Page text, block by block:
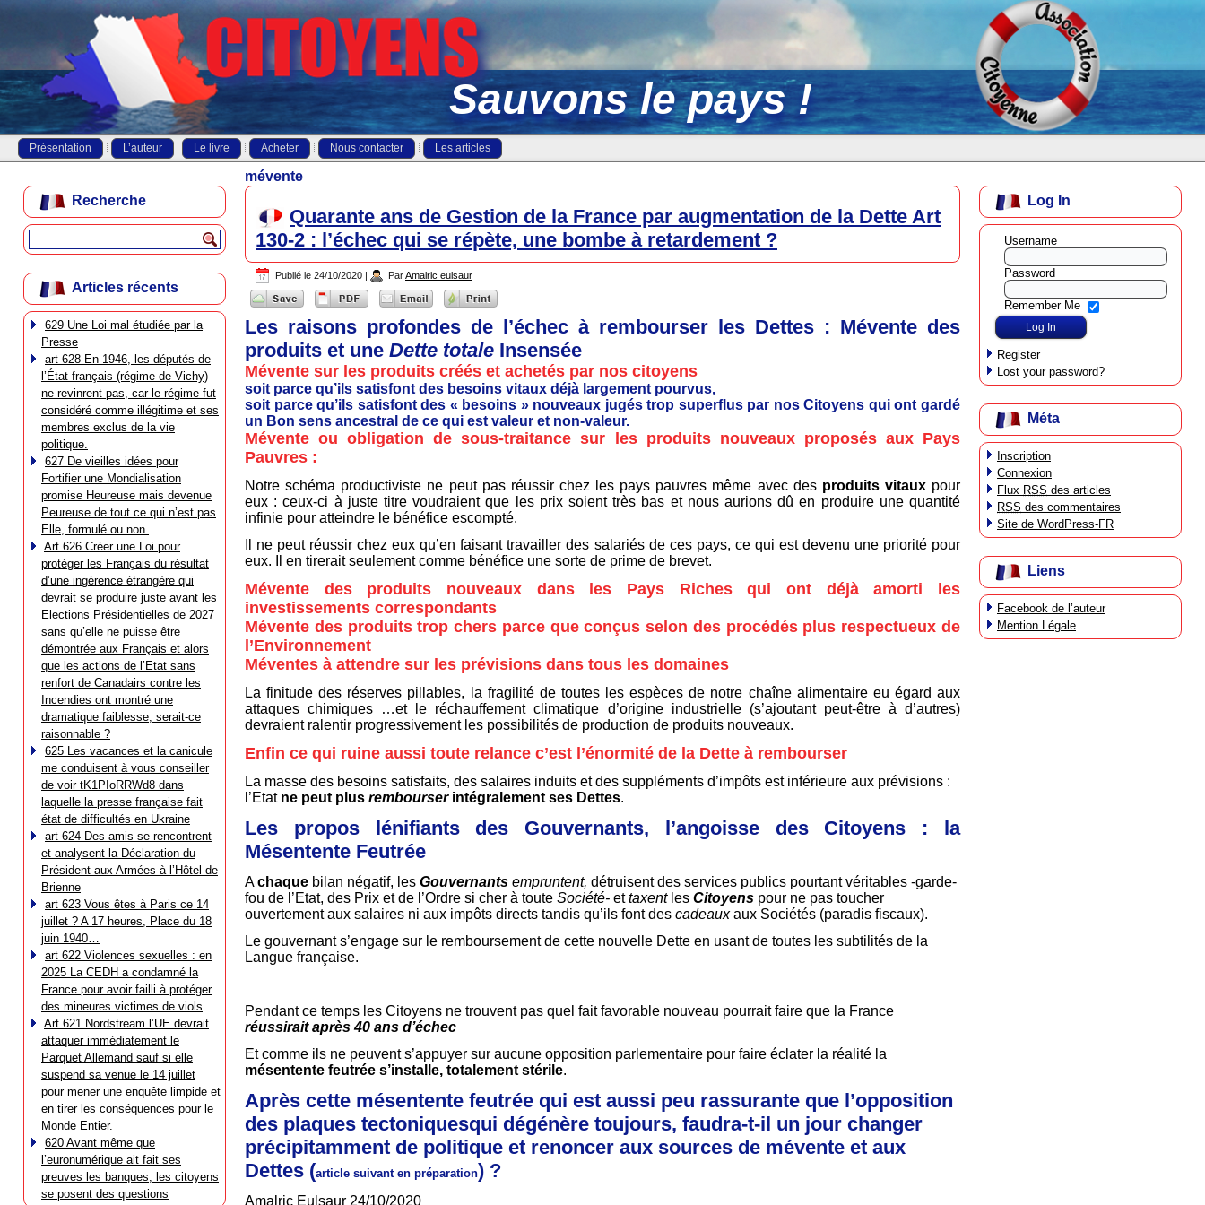
Sauvons le pays !
Présentation L’auteur Le livre Acheter Nous contacter Les articles
Recherche
Articles récents
629 Une Loi mal étudiée par la
Presse
art 628 En 1946, les députés de
l’État français (régime de Vichy)
ne revinrent pas, car le régime fut
considéré comme illégitime et ses
membres exclus de la vie
politique.
627 De vieilles idées pour
Fortifier une Mondialisation
promise Heureuse mais devenue
Peureuse de tout ce qui n’est pas
Elle, formulé ou non.
Art 626 Créer une Loi pour
protéger les Français du résultat
d’une ingérence étrangère qui
devrait se produire juste avant les
Elections Présidentielles de 2027
sans qu’elle ne puisse être
démontrée aux Français et alors
que les actions de l’Etat sans
renfort de Canadairs contre les
Incendies ont montré une
dramatique faiblesse, serait-ce
raisonnable ?
625 Les vacances et la canicule
me conduisent à vous conseiller
de voir tK1PIoRRWd8 dans
laquelle la presse française fait
état de difficultés en Ukraine
art 624 Des amis se rencontrent
et analysent la Déclaration du
Président aux Armées à l’Hôtel de
Brienne
art 623 Vous êtes à Paris ce 14
juillet ? A 17 heures, Place du 18
juin 1940…
art 622 Violences sexuelles : en
2025 La CEDH a condamné la
France pour avoir failli à protéger
des mineures victimes de viols
Art 621 Nordstream l’UE devrait
attaquer immédiatement le
Parquet Allemand sauf si elle
suspend sa venue le 14 juillet
pour mener une enquête limpide et
en tirer les conséquences pour le
Monde Entier.
620 Avant même que
l’euronumérique ait fait ses
preuves les banques, les citoyens
se posent des questions
mévente
Quarante ans de Gestion de la France par augmentation de la Dette Art
130-2 : l’échec qui se répète, une bombe à retardement ?
Publié le 24/10/2020 | ParAmalric eulsaur
Les raisons profondes de l’échec à rembourser les Dettes : Mévente des
produits et une Dette totale Insensée
Mévente sur les produits créés et achetés par nos citoyens
soit parce qu’ils satisfont des besoins vitaux déjà largement pourvus,
soit parce qu’ils satisfont des « besoins » nouveaux jugés trop superflus par nos Citoyens qui ont gardé
un Bon sens ancestral de ce qui est valeur et non-valeur.
Mévente ou obligation de sous-traitance sur les produits nouveaux proposés aux Pays
Pauvres :
Notre schéma productiviste ne peut pas réussir chez les pays pauvres même avec des produits vitauxpour
eux : ceux-ci à juste titre voudraient que les prix soient très bas et nous aurions dû en produire une quantité
infinie pour atteindre le bénéfice escompté.
Il ne peut réussir chez eux qu’en faisant travailler des salariés de ces pays, ce qui est devenu une priorité pour
eux. Il en tirerait seulement comme bénéfice une sorte de prime de brevet.
Mévente des produits nouveaux dans les Pays Riches qui ont déjà amorti les
investissements correspondants
Mévente des produits trop chers parce que conçus selon des procédés plus respectueux de
l’Environnement
Méventes à attendre sur les prévisions dans tous les domaines
La finitude des réserves pillables, la fragilité de toutes les espèces de notre chaîne alimentaire eu égard aux
attaques chimiques …et le réchauffement climatique d’origine industrielle (s’ajoutant peut-être à d’autres)
devraient ralentir progressivement les possibilités de production de produits nouveaux.
Enfin ce qui ruine aussi toute relance c’est l’énormité de la Dette à rembourser
La masse des besoins satisfaits, des salaires induits et des suppléments d’impôts est inférieure aux prévisions :
l’Etatne peut plus rembourserintégralement ses Dettes.
Les propos lénifiants des Gouvernants, l’angoisse des Citoyens : la
Mésentente Feutrée
Achaque bilan négatif, les Gouvernants empruntent, détruisent des services publics pourtant véritables -garde-
fou de l’Etat, des Prix et de l’Ordre si cher à toute Société- ettaxentles Citoyens pour ne pas toucher
ouvertement aux salaires ni aux impôts directs tandis qu’ils font des cadeauxaux Sociétés (paradis fiscaux).
Le gouvernant s’engage sur le remboursement de cette nouvelle Dette en usant de toutes les subtilités de la
Langue française.
Pendant ce temps les Citoyens ne trouvent pas quel fait favorable nouveau pourrait faire que la France
réussirait après 40 ans d’échec
Et comme ils ne peuvent s’appuyer sur aucune opposition parlementaire pour faire éclater la réalité la
mésentente feutrée s’installe, totalement stérile.
Après cette mésentente feutrée qui est aussi peu rassurante que l’opposition
des plaques tectoniquesqui dégénère toujours, faudra-t-il un jour changer
précipitamment de politique et renoncer aux sources de mévente et aux
Dettes (article suivant en préparation) ?
Amalric Eulsaur 24/10/2020
Log In
Username
Password
Remember Me
Register
Lost your password?
Méta
Inscription
Connexion
Flux RSS des articles
RSS des commentaires
Site de WordPress-FR
Liens
Facebook de l’auteur
Mention Légale